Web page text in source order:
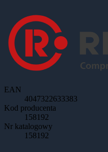
EAN
4047322633383
Kod producenta
158192
Nr katalogowy
158192